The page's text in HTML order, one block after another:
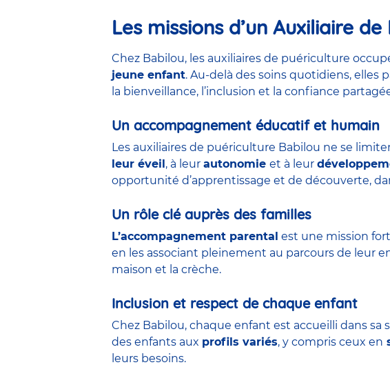
Les missions d’un Auxiliaire
Chez Babilou, les auxiliaires de puériculture
jeune enfant. Au-delà des soins quotidiens,
la bienveillance, l’inclusion et la confiance
Un accompagnement éducatif et humain
Les auxiliaires de puériculture Babilou ne se
leur éveil, à leur autonomie et à leur
opportunité d’apprentissage et de découverte,
Un rôle clé auprès des familles
L’accompagnement parental est une mission
en les associant pleinement au parcours de leur
maison et la crèche.
Inclusion et respect de chaque enfant
Chez Babilou, chaque enfant est accueilli dans
des enfants aux profils variés, y compris ceux en
leurs besoins.